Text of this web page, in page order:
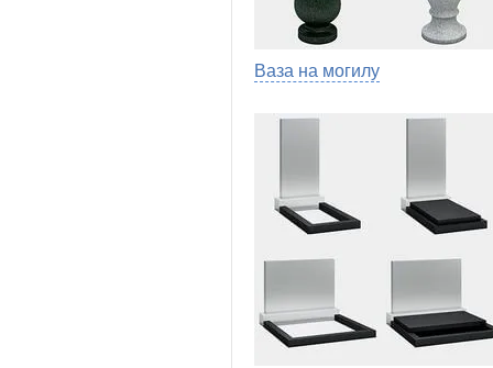
Ваза на могилу